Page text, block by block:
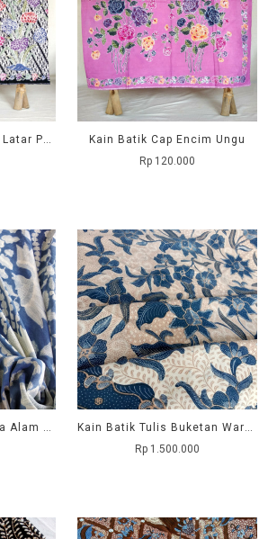
Kain Batik Cap Encim Latar Parang
Kain Batik Cap Encim Ungu
Rp 120.000
Kain Batik Tulis Warna Alam Sutera Crepe
Kain Batik Tulis Buketan Warna Alami
Rp 1.500.000